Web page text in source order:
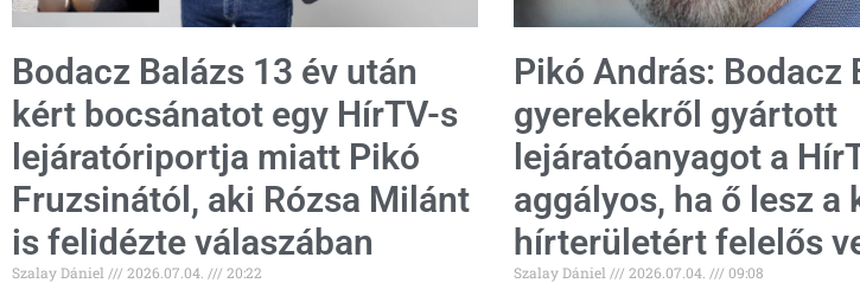
Bodacz Balázs 13 év után
kért bocsánatot egy HírTV-s
lejáratóriportja miatt Pikó
Fruzsinától, aki Rózsa Milánt
is felidézte válaszában
Szalay Dániel 2026.07.04. 20:22
Pikó András: Bodacz
gyerekekről gyártott
lejáratóanyagot a
aggályos, ha ő lesz a
hírterületért felelős
Szalay Dániel 2026.07.04. 09:08